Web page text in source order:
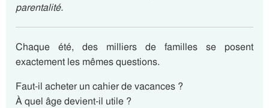
parentalité.
Chaque été, des milliers de familles se posent
exactement les mêmes questions.
Faut-il acheter un cahier de vacances ?
À quel âge devient-il utile ?